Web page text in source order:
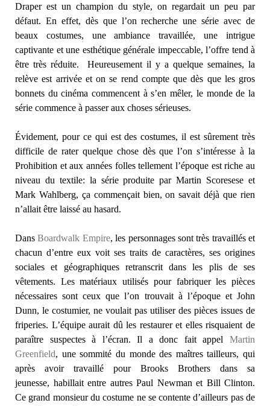
Draper est un champion du style, on regardait un peu par
défaut. En effet, dès que l’on recherche une série avec de
beaux costumes, une ambiance travaillée, une intrigue
captivante et une esthétique générale impeccable, l’offre tend à
être très réduite. Heureusement il y a quelque semaines, la
relève est arrivée et on se rend compte que dès que les gros
bonnets du cinéma commencent à s’en mêler, le monde de la
série commence à passer aux choses sérieuses.
Évidement, pour ce qui est des costumes, il est sûrement très
difficile de rater quelque chose dès que l’on s’intéresse à la
Prohibition et aux années folles tellement l’époque est riche au
niveau du textile: la série produite par Martin Scoresese et
Mark Wahlberg, ça commençait bien, on savait déjà que rien
n’allait être laissé au hasard.
DansBoardwalk Empire, les personnages sont très travaillés et
chacun d’entre eux voit ses traits de caractères, ses origines
sociales et géographiques retranscrit dans les plis de ses
vêtements. Les matériaux utilisés pour fabriquer les pièces
nécessaires sont ceux que l’on trouvait à l’époque et John
Dunn, le costumier, ne voulait pas utiliser des pièces issues de
friperies. L’équipe aurait dû les restaurer et elles risquaient de
paraître suspectes à l’écran. Il a donc fait appel Martin
Greenfield, une sommité du monde des maîtres tailleurs, qui
après avoir travaillé pour Brooks Brothers dans sa
jeunesse, habillait entre autres Paul Newman et Bill Clinton.
Ce grand monsieur du costume ne se contente d’ailleurs pas de